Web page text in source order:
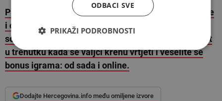
PS. Da li ste provjerili naše Casino igre? Logirajte se
i osjetite autentični ugođaj casina u svojoj dnevnoj
sobi. Zaigraj klasične Casino igre i osjetite napetost
u trenutku kada se valjci krenu vrtjeti i veselite se
bonus igrama: od sada i online.
Dodajte Hercegovina.info među omiljene izvore
ODBACI SVE
PRIKAŽI PODROBNOSTI